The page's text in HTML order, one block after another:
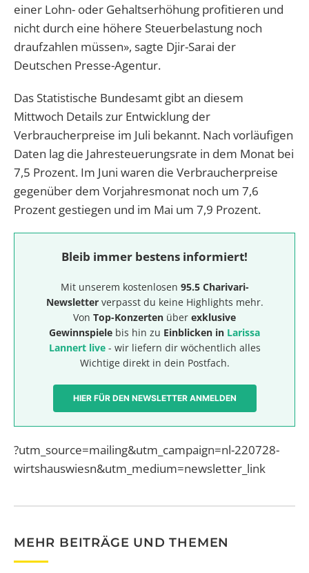
einer Lohn- oder Gehaltserhöhung profitieren und
nicht durch eine höhere Steuerbelastung noch
draufzahlen müssen», sagte Djir-Sarai der
Deutschen Presse-Agentur.
Das Statistische Bundesamt gibt an diesem
Mittwoch Details zur Entwicklung der
Verbraucherpreise im Juli bekannt. Nach vorläufigen
Daten lag die Jahresteuerungsrate in dem Monat bei
7,5 Prozent. Im Juni waren die Verbraucherpreise
gegenüber dem Vorjahresmonat noch um 7,6
Prozent gestiegen und im Mai um 7,9 Prozent.
Bleib immer bestens informiert!
Mit unserem kostenlosen 95.5 Charivari-
Newsletterverpasst du keine Highlights mehr.
Von Top-Konzerten über exklusive
Gewinnspiele bis hin zu Einblicken in Larissa
Lannert live- wir liefern dir wöchentlich alles
Wichtige direkt in dein Postfach.
HIER FÜR DEN NEWSLETTER ANMELDEN
?utm_source=mailing&utm_campaign=nl-220728-
wirtshauswiesn&utm_medium=newsletter_link
MEHR BEITRÄGE UND THEMEN